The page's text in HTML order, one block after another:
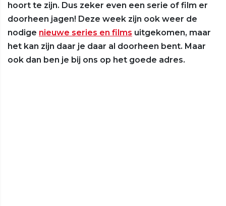
hoort te zijn. Dus zeker even een serie of film er
doorheen jagen! Deze week zijn ook weer de
nodige nieuwe series en films uitgekomen, maar
het kan zijn daar je daar al doorheen bent. Maar
ook dan ben je bij ons op het goede adres.